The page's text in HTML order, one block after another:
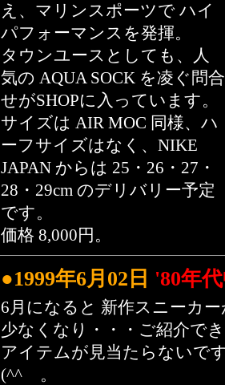
え、マリンスポーツで ハイ
パフォーマンスを発揮。
タウンユースとしても、人
気の AQUA SOCK を凌ぐ問合
せがSHOPに入っています。
サイズは AIR MOC 同様、ハ
ーフサイズはなく、NIKE
JAPAN からは 25・26・27・
28・29cm のデリバリー予定
です。
価格 8,000円。
●1999年6月02日 '80年
6月になると 新作スニーカー
少なくなり・・・ご紹介で
アイテムが見当たらないで
(^^ゞ。